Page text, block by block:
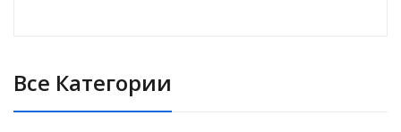
Все Категории